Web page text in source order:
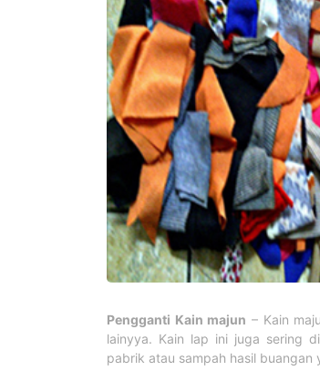
Pengganti Kain majun – Kain
lainyya. Kain lap ini juga sering
pabrik atau sampah hasil